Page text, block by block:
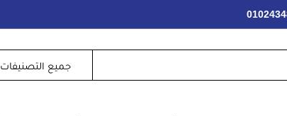
جميع التصنيفات